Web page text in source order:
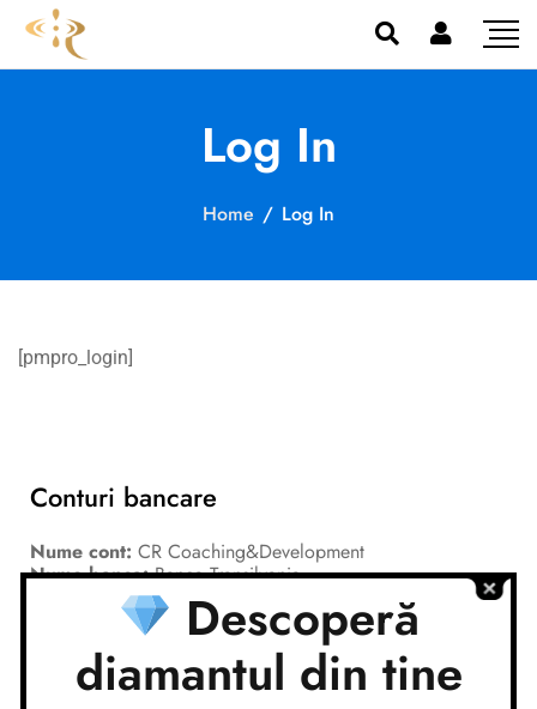
Log In
Home / Log In
[pmpro_login]
Conturi bancare
Nume cont: CR Coaching&Development
Nume banca:Banca Transilvania
RO37BTRLEURCRT0362684001
CR Coaching&Development
Nume banca:Banca Transilvania
IBAN:RO87BTRLRONCRT0362684001
Descoperă
diamantul din tine